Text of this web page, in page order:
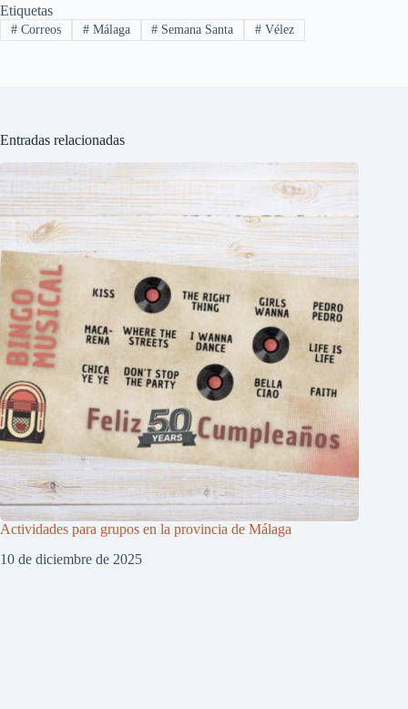
Etiquetas
#Correos #Málaga # Semana Santa # Vélez
Entradas relacionadas
Actividades para grupos en la provincia de Málaga
10 de diciembre de 2025